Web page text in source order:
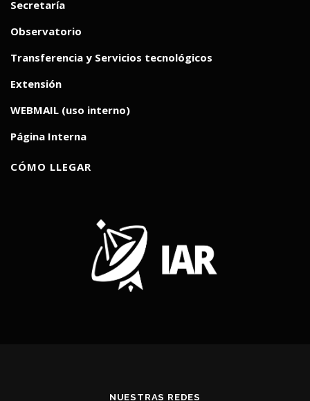
Secretaría
Observatorio
Transferencia y Servicios tecnológicos
Extensión
WEBMAIL (uso interno)
Página Interna
CÓMO LLEGAR
NUESTRAS REDES